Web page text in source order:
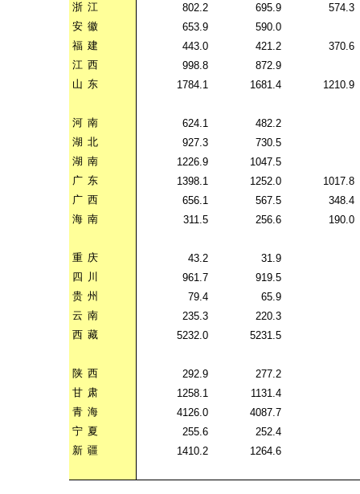
浙 江 802.2 695.9
574.3
安 徽 653.9
590.0
福 建 443.0 421.2
370.6
江 西 998.8
872.9
山 东 1784.1 1681.4 1210.9
河 南 624.1
482.2
湖 北 927.3
730.5
湖 南 1226.9
1047.5
广 东 1398.1 1252.0
1017.8
广 西 656.1 567.5
348.4
海 南 311.5 256.6 190.0
重 庆 43.2
31.9
四 川 961.7
919.5
贵 州 79.4
65.9
云 南 235.3
220.3
西 藏 5232.0 5231.5
陕 西 292.9
277.2
甘 肃 1258.1
1131.4
青 海 4126.0
4087.7
宁 夏 255.6
252.4
新 疆 1410.2 1264.6